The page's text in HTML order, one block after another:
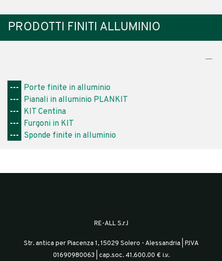
PRODOTTI FINITI ALLUMINIO
--- Porte finite in alluminio
--- Pianali in alluminio PLANKIT
--- KIT Centina
--- Furgoni in KIT
--- Sponde finite in alluminio
RE-ALL S.r.l
Str. antica per Piacenza 1, 15029 Solero - Alessandria | P.IVA
01690980063 | cap.soc. 41.600.00 € i.v.